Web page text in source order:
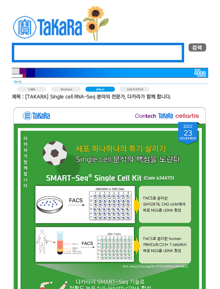
제목 : [TAKARA] Single cell RNA-Seq 분야의 전문가, 다카라가 함께 합니다.